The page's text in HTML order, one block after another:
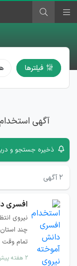
فیلترها
آگهی
ذخیره جستجو و
۲ آگهی
افسری
نیروی
چند استان
تمام وقت
۲ هفته پیش